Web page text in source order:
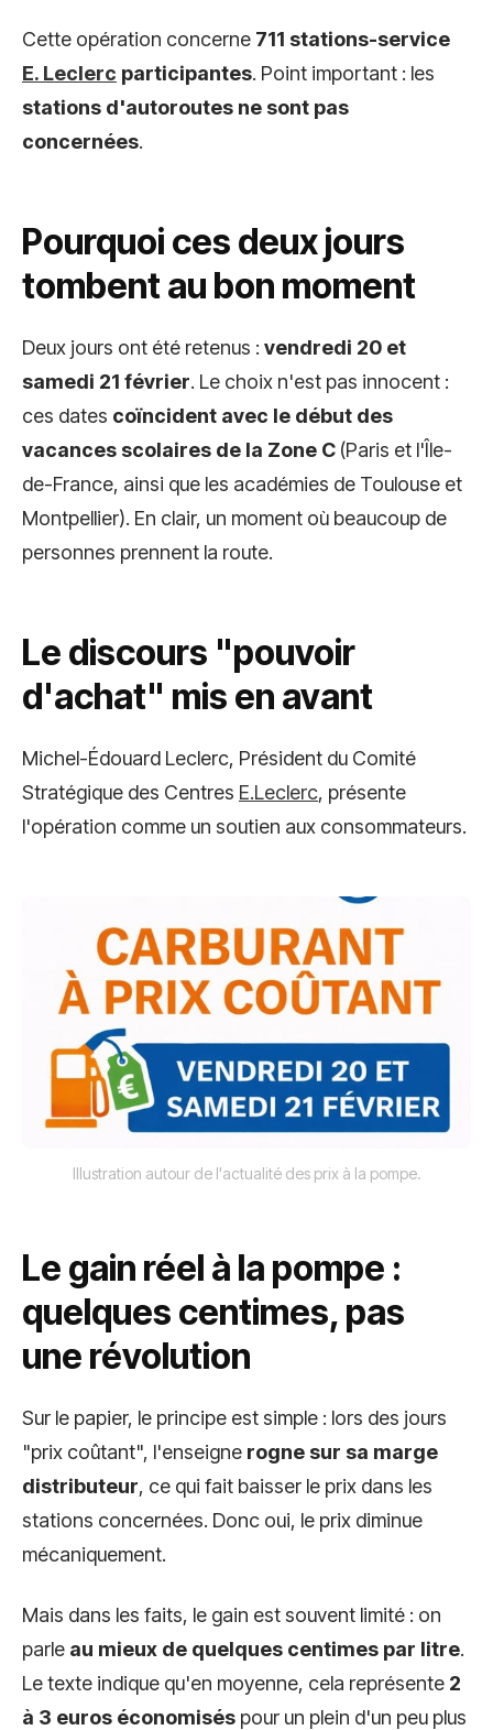
Cette opération concerne 711 stations-service
E. Leclerc participantes. Point important : les
stations d'autoroutes ne sont pas
concernées.
Pourquoi ces deux jours
tombent au bon moment
Deux jours ont été retenus : vendredi 20 et
samedi 21 février. Le choix n'est pas innocent :
ces dates coïncident avec le début des
vacances scolaires de la Zone C (Paris et l'Île-
de-France, ainsi que les académies de Toulouse et
Montpellier). En clair, un moment où beaucoup de
personnes prennent la route.
Le discours "pouvoir
d'achat" mis en avant
Michel-Édouard Leclerc, Président du Comité
Stratégique des Centres E.Leclerc, présente
l'opération comme un soutien aux consommateurs.
Illustration autour de l'actualité des prix à la pompe.
Le gain réel à la pompe :
quelques centimes, pas
une révolution
Sur le papier, le principe est simple : lors des jours
"prix coûtant", l'enseigne rogne sur sa marge
distributeur, ce qui fait baisser le prix dans les
stations concernées. Donc oui, le prix diminue
mécaniquement.
Mais dans les faits, le gain est souvent limité : on
parle au mieux de quelques centimes par litre.
Le texte indique qu'en moyenne, cela représente 2
à 3 euros économisés pour un plein d'un peu plus